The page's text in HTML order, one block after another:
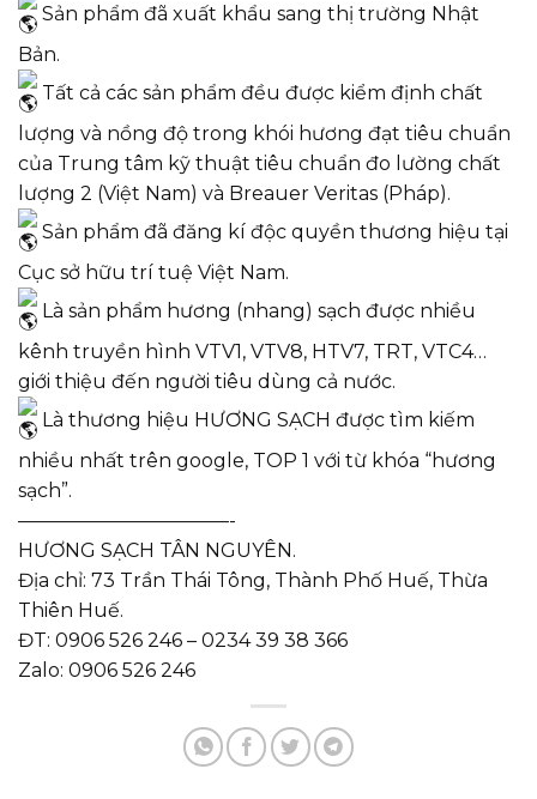
Sản phẩm đã xuất khẩu sang thị trường Nhật
Bản.
Tất cả các sản phẩm đều được kiểm định chất
lượng và nồng độ trong khói hương đạt tiêu chuẩn
của Trung tâm kỹ thuật tiêu chuẩn đo lường chất
lượng 2 (Việt Nam) và Breauer Veritas (Pháp).
Sản phẩm đã đăng kí độc quyền thương hiệu tại
Cục sở hữu trí tuệ Việt Nam.
Là sản phẩm hương (nhang) sạch được nhiều
kênh truyền hình VTV1, VTV8, HTV7, TRT, VTC4…
giới thiệu đến người tiêu dùng cả nước.
Là thương hiệu HƯƠNG SẠCH được tìm kiếm
nhiều nhất trên google, TOP 1 với từ khóa “hương
sạch”.
———————————-
HƯƠNG SẠCH TÂN NGUYÊN.
Địa chỉ: 73 Trần Thái Tông, Thành Phố Huế, Thừa
Thiên Huế.
ĐT: 0906 526 246 – 0234 39 38 366
Zalo: 0906 526 246